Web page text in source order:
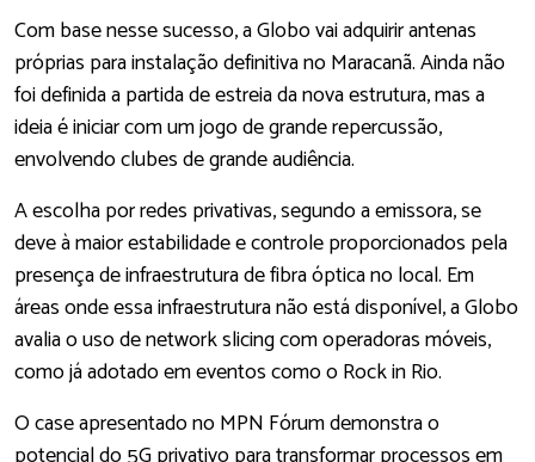
Com base nesse sucesso, a Globo vai adquirir antenas
próprias para instalação definitiva no Maracanã. Ainda não
foi definida a partida de estreia da nova estrutura, mas a
ideia é iniciar com um jogo de grande repercussão,
envolvendo clubes de grande audiência.
A escolha por redes privativas, segundo a emissora, se
deve à maior estabilidade e controle proporcionados pela
presença de infraestrutura de fibra óptica no local. Em
áreas onde essa infraestrutura não está disponível, a Globo
avalia o uso de network slicing com operadoras móveis,
como já adotado em eventos como o Rock in Rio.
O case apresentado no MPN Fórum demonstra o